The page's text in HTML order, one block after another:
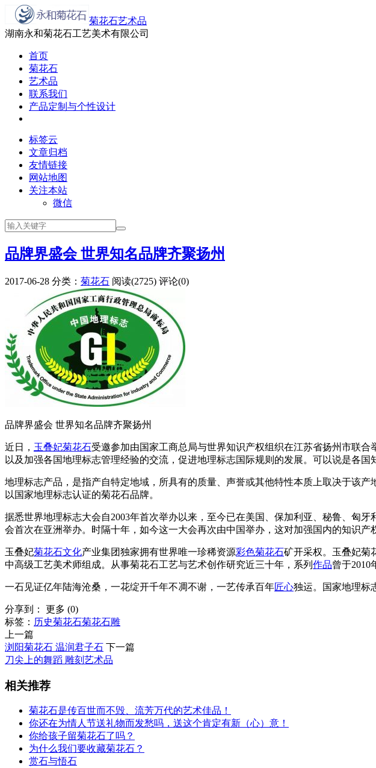
菊花石艺术品
湖南永和菊花石工艺美术有限公司
首页
菊花石
艺术品
联系我们
产品定制与个性设计
标签云
文章归档
友情链接
网站地图
关注本站
微信
品牌界盛会 世界知名品牌齐聚扬州
2017-06-28 分类： 菊花石 阅读(2725) 评论(0)
品牌界盛会 世界知名品牌齐聚扬州
近日， 玉叠妃菊花石受邀参加由国家工商总局与世界知识产权组织在江苏省扬州市联
以及加强各国地理标志管理经验的交流，促进地理标志国际规则的发展。可以说是各
地理标志产品，是指产自特定地域，所具有的质量、声誉或其他特性本质上取决于该产
以国家地理标志认证的菊花石品牌。
据悉世界地理标志大会自2003年首次举办以来，至今已在美国、保加利亚、秘鲁、匈
会首次在亚洲举办。时隔十年，如今这一大会再次由中国举办，这对加强国内的知识
玉叠妃菊花石文化产业集团独家拥有世界唯一珍稀资源彩色菊花石矿开采权。玉叠妃菊
中高级工艺美术师组成。从事菊花石工艺与艺术创作研究近三十年，系列 作品曾于2010
一石见证亿年陆海沧桑，一花绽开千年不凋不谢，一艺传承百年匠心独运。国家地理标
分享到： 更多 (0)
标签： 历史菊花石菊花石雕
上一篇
浏阳菊花石 温润君子石 下一篇
刀尖上的舞蹈 雕刻艺术品
相关推荐
菊花石是传百世而不毁、流芳万代的艺术佳品！
你还在为情人节送礼物而发愁吗，送这个肯定有新（心）意！
你给孩子留菊花石了吗？
为什么我们要收藏菊花石？
赏石与悟石